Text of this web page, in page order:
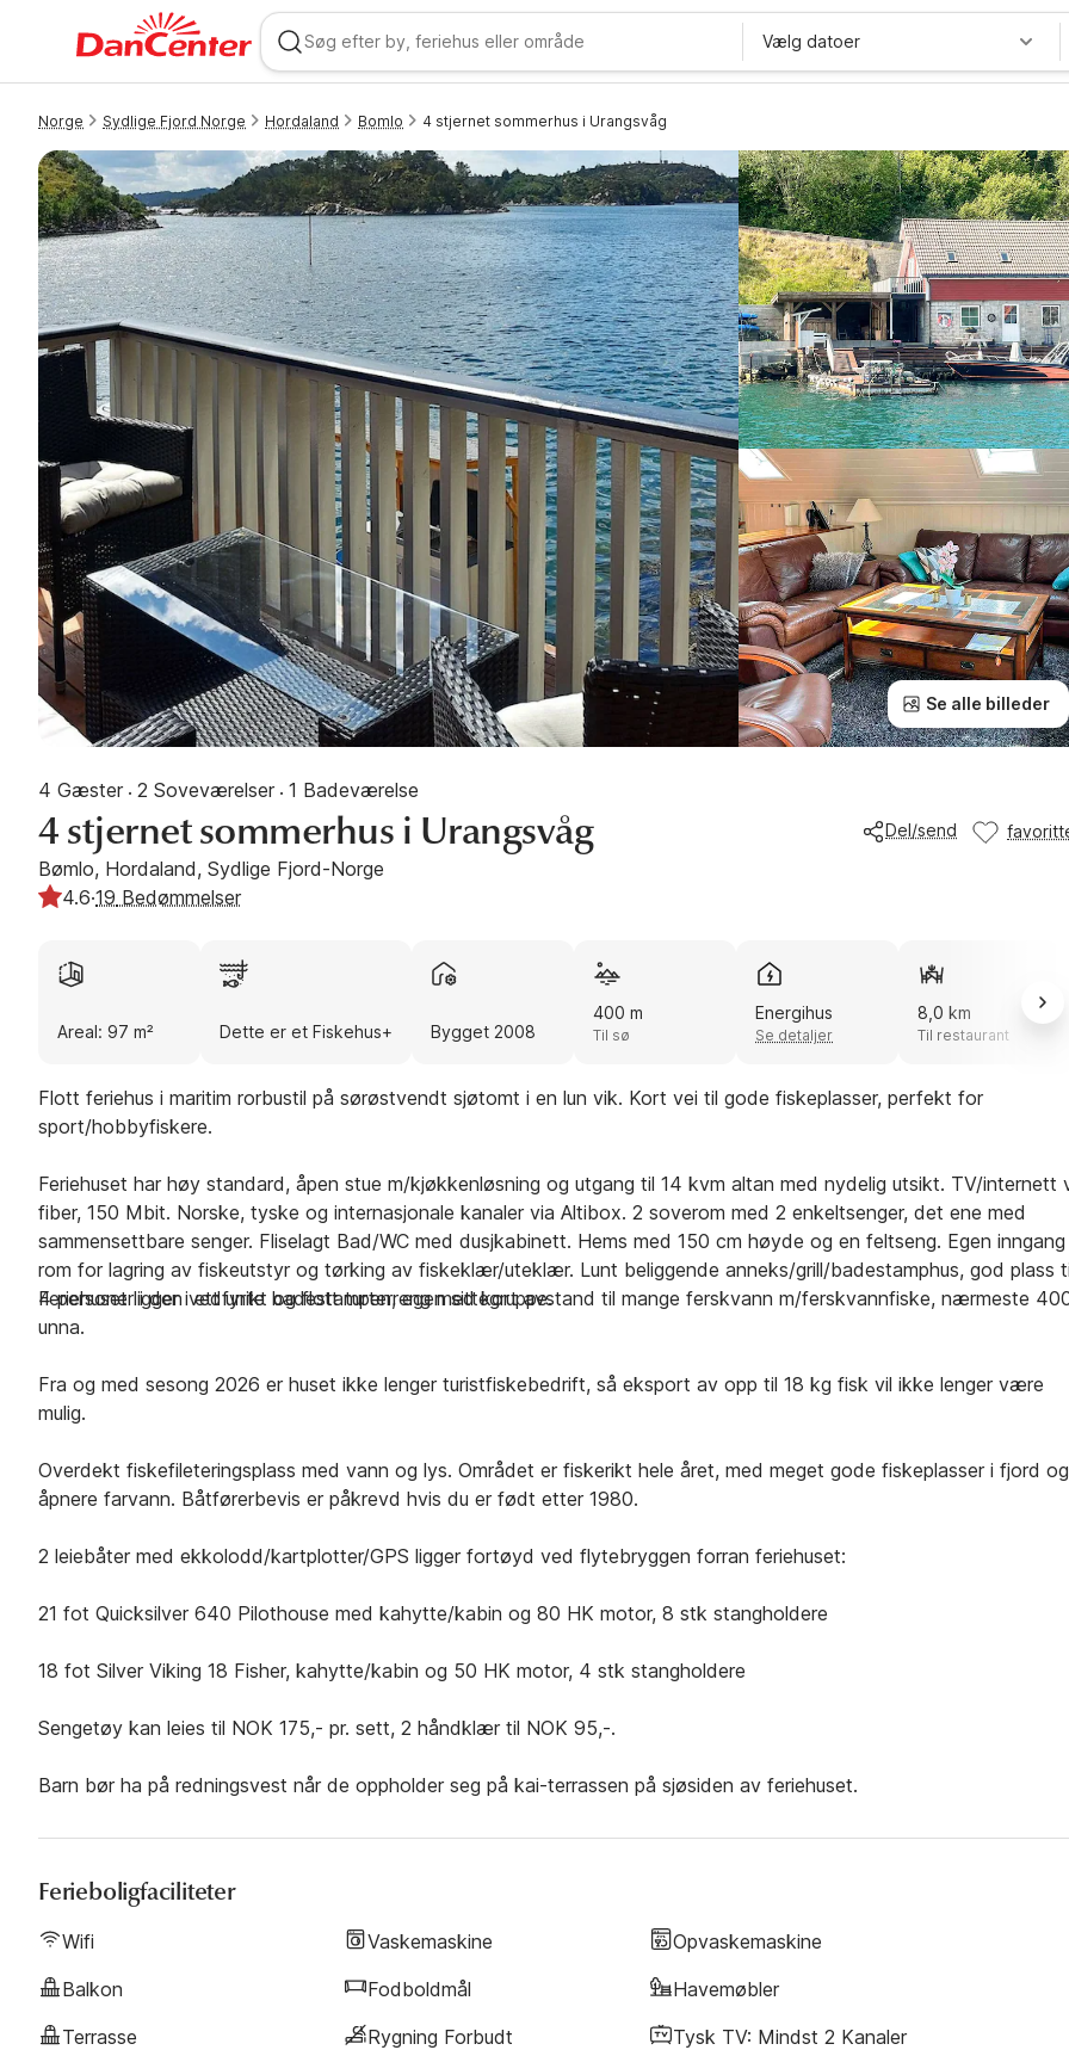
WIZARD MEMBER
Vælg datoer
Norge Sydlige Fjord Norge Hordaland Bomlo 4 stjernet sommerhus i Urangsvåg
Se alle billeder
4 Gæster · 2 Soveværelser · 1 Badeværelse
4 stjernet sommerhus i Urangsvåg
Bømlo, Hordaland, Sydlige Fjord-Norge
Del/send
4.6·19 Bedømmelser
Areal: 97 m² Dette er et Fiskehus+ Bygget 2008
400 m
Til sø
Energihus
Se detaljer
8,0 km
Til restaurant
Flott feriehus i maritim rorbustil på sørøstvendt sjøtomt i en lun vik. Kort vei til gode fiskeplasser, perfekt for
sport/hobbyfiskere.
Feriehuset har høy standard, åpen stue m/kjøkkenløsning og utgang til 14 kvm altan med nydelig utsikt. TV/internett
fiber, 150 Mbit. Norske, tyske og internasjonale kanaler via Altibox. 2 soverom med 2 enkeltsenger, det ene med
sammensettbare senger. Fliselagt Bad/WC med dusjkabinett. Hems med 150 cm høyde og en feltseng. Egen
rom for lagring av fiskeutstyr og tørking av fiskeklær/uteklær. Lunt beliggende anneks/grill/badestamphus, god plass
4 personer i den vedfyrte badestampen, egen sittegruppe.
Feriehuset ligger i ett unikt og flott turterreng med kort avstand til mange ferskvann m/ferskvannfiske, nærmeste
unna.
Fra og med sesong 2026 er huset ikke lenger turistfiskebedrift, så eksport av opp til 18 kg fisk vil ikke lenger være
mulig.
Overdekt fiskefileteringsplass med vann og lys. Området er fiskerikt hele året, med meget gode fiskeplasser i fjord
åpnere farvann. Båtførerbevis er påkrevd hvis du er født etter 1980.
2 leiebåter med ekkolodd/kartplotter/GPS ligger fortøyd ved flytebryggen forran feriehuset:
21 fot Quicksilver 640 Pilothouse med kahytte/kabin og 80 HK motor, 8 stk stangholdere
18 fot Silver Viking 18 Fisher, kahytte/kabin og 50 HK motor, 4 stk stangholdere
Sengetøy kan leies til NOK 175,- pr. sett, 2 håndklær til NOK 95,-.
Barn bør ha på redningsvest når de oppholder seg på kai-terrassen på sjøsiden av feriehuset.
Ferieboligfaciliteter
Wifi Vaskemaskine
Opvaskemaskine
Balkon
Fodboldmål
Havemøbler
Terrasse
Rygning Forbudt
Tysk TV: Mindst 2 Kanaler